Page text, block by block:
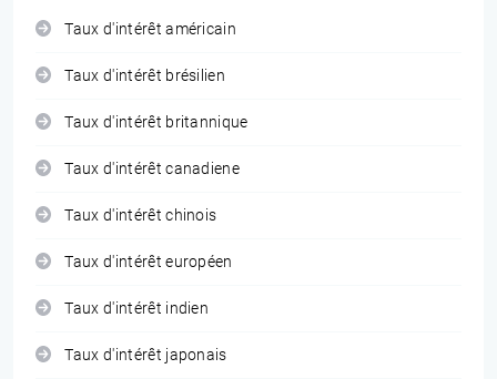
Taux d'intérêt américain
Taux d'intérêt brésilien
Taux d'intérêt britannique
Taux d'intérêt canadiene
Taux d'intérêt chinois
Taux d'intérêt européen
Taux d'intérêt indien
Taux d'intérêt japonais